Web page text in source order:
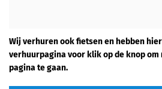
Wij verhuren ook fietsen en hebben
verhuurpagina voor klik op de knop om
pagina te gaan.